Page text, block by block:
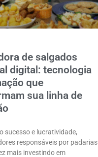
de salgados
digital: tecnologia
que
sua linha de
sucesso e lucratividade,
responsáveis por padarias
mais investindo em